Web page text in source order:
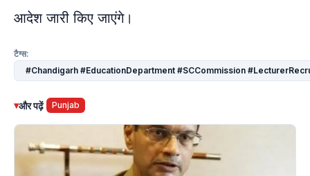
आदेश जारी किए जाएंगे।
टैग्स:
#Chandigarh #EducationDepartment #SCCommission
▾और पढ़ें Punjab